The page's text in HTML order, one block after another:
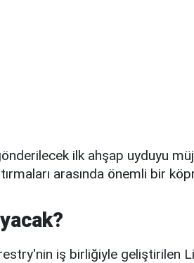
ilk ahşap uyduyu
arasında önemli bir
iş birliğiyle geliştirilen